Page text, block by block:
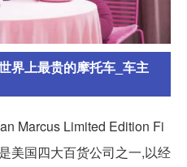
界上最贵的摩托车_车主
Marcus Limited Edition Fi
美国四大百货公司之一,以经